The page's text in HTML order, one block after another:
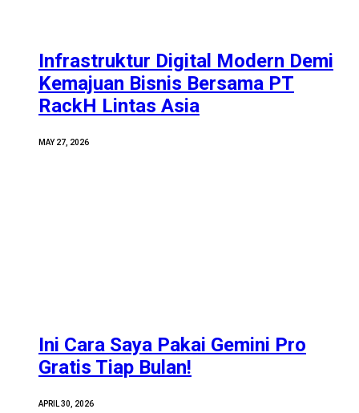
Infrastruktur Digital Modern Demi
Kemajuan Bisnis Bersama PT
RackH Lintas Asia
MAY 27, 2026
Ini Cara Saya Pakai Gemini Pro
Gratis Tiap Bulan!
APRIL 30, 2026